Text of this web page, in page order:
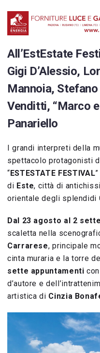
All’EstEstate
Gigi D’Alessio,
Mannoia,
Venditti, “Marco
Panariello
I grandi interpreti della
spettacolo protagonisti
“ ESTESTATE FESTIVAL
di Este, città di
orientale degli splendidi
Dal 23 agosto al 2
scaletta nella
Carrarese, principale
cinta muraria e la torre
sette appuntamenti
d’autore e
artistica di Cinzia